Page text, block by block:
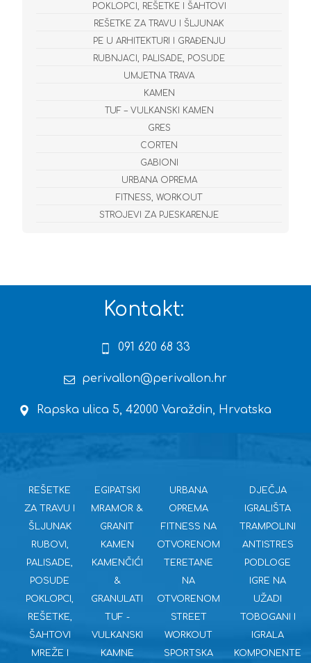
POKLOPCI, REŠETKE I ŠAHTOVI
REŠETKE ZA TRAVU I ŠLJUNAK
PE U ARHITEKTURI I GRAĐENJU
RUBNJACI, PALISADE, POSUDE
UMJETNA TRAVA
KAMEN
TUF – VULKANSKI KAMEN
GRES
CORTEN
GABIONI
URBANA OPREMA
FITNESS, WORKOUT
STROJEVI ZA PJESKARENJE
Kontakt:
091 620 68 33
perivallon@perivallon.hr
Rapska ulica 5, 42000 Varaždin, Hrvatska
REŠETKE
ZA TRAVU I
ŠLJUNAK
RUBOVI,
PALISADE,
POSUDE
POKLOPCI,
REŠETKE,
ŠAHTOVI
MREŽE I
EGIPATSKI
MRAMOR &
GRANIT
KAMEN
KAMENČIĆI
&
GRANULATI
TUF -
VULKANSKI
KAMNE
URBANA
OPREMA
FITNESS NA
OTVORENOM
TERETANE
NA
OTVORENOM
STREET
WORKOUT
SPORTSKA
DJEČJA
IGRALIŠTA
TRAMPOLINI
ANTISTRES
PODLOGE
IGRE NA
UŽADI
TOBOGANI I
IGRALA
KOMPONENTE